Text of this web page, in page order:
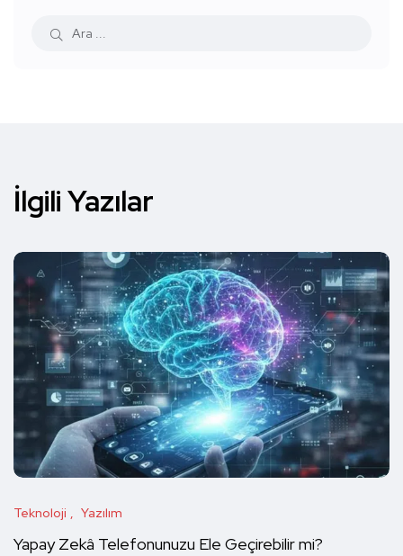
İlgili Yazılar
Teknoloji Yazılım
Yapay Zekâ Telefonunuzu Ele Geçirebilir mi?